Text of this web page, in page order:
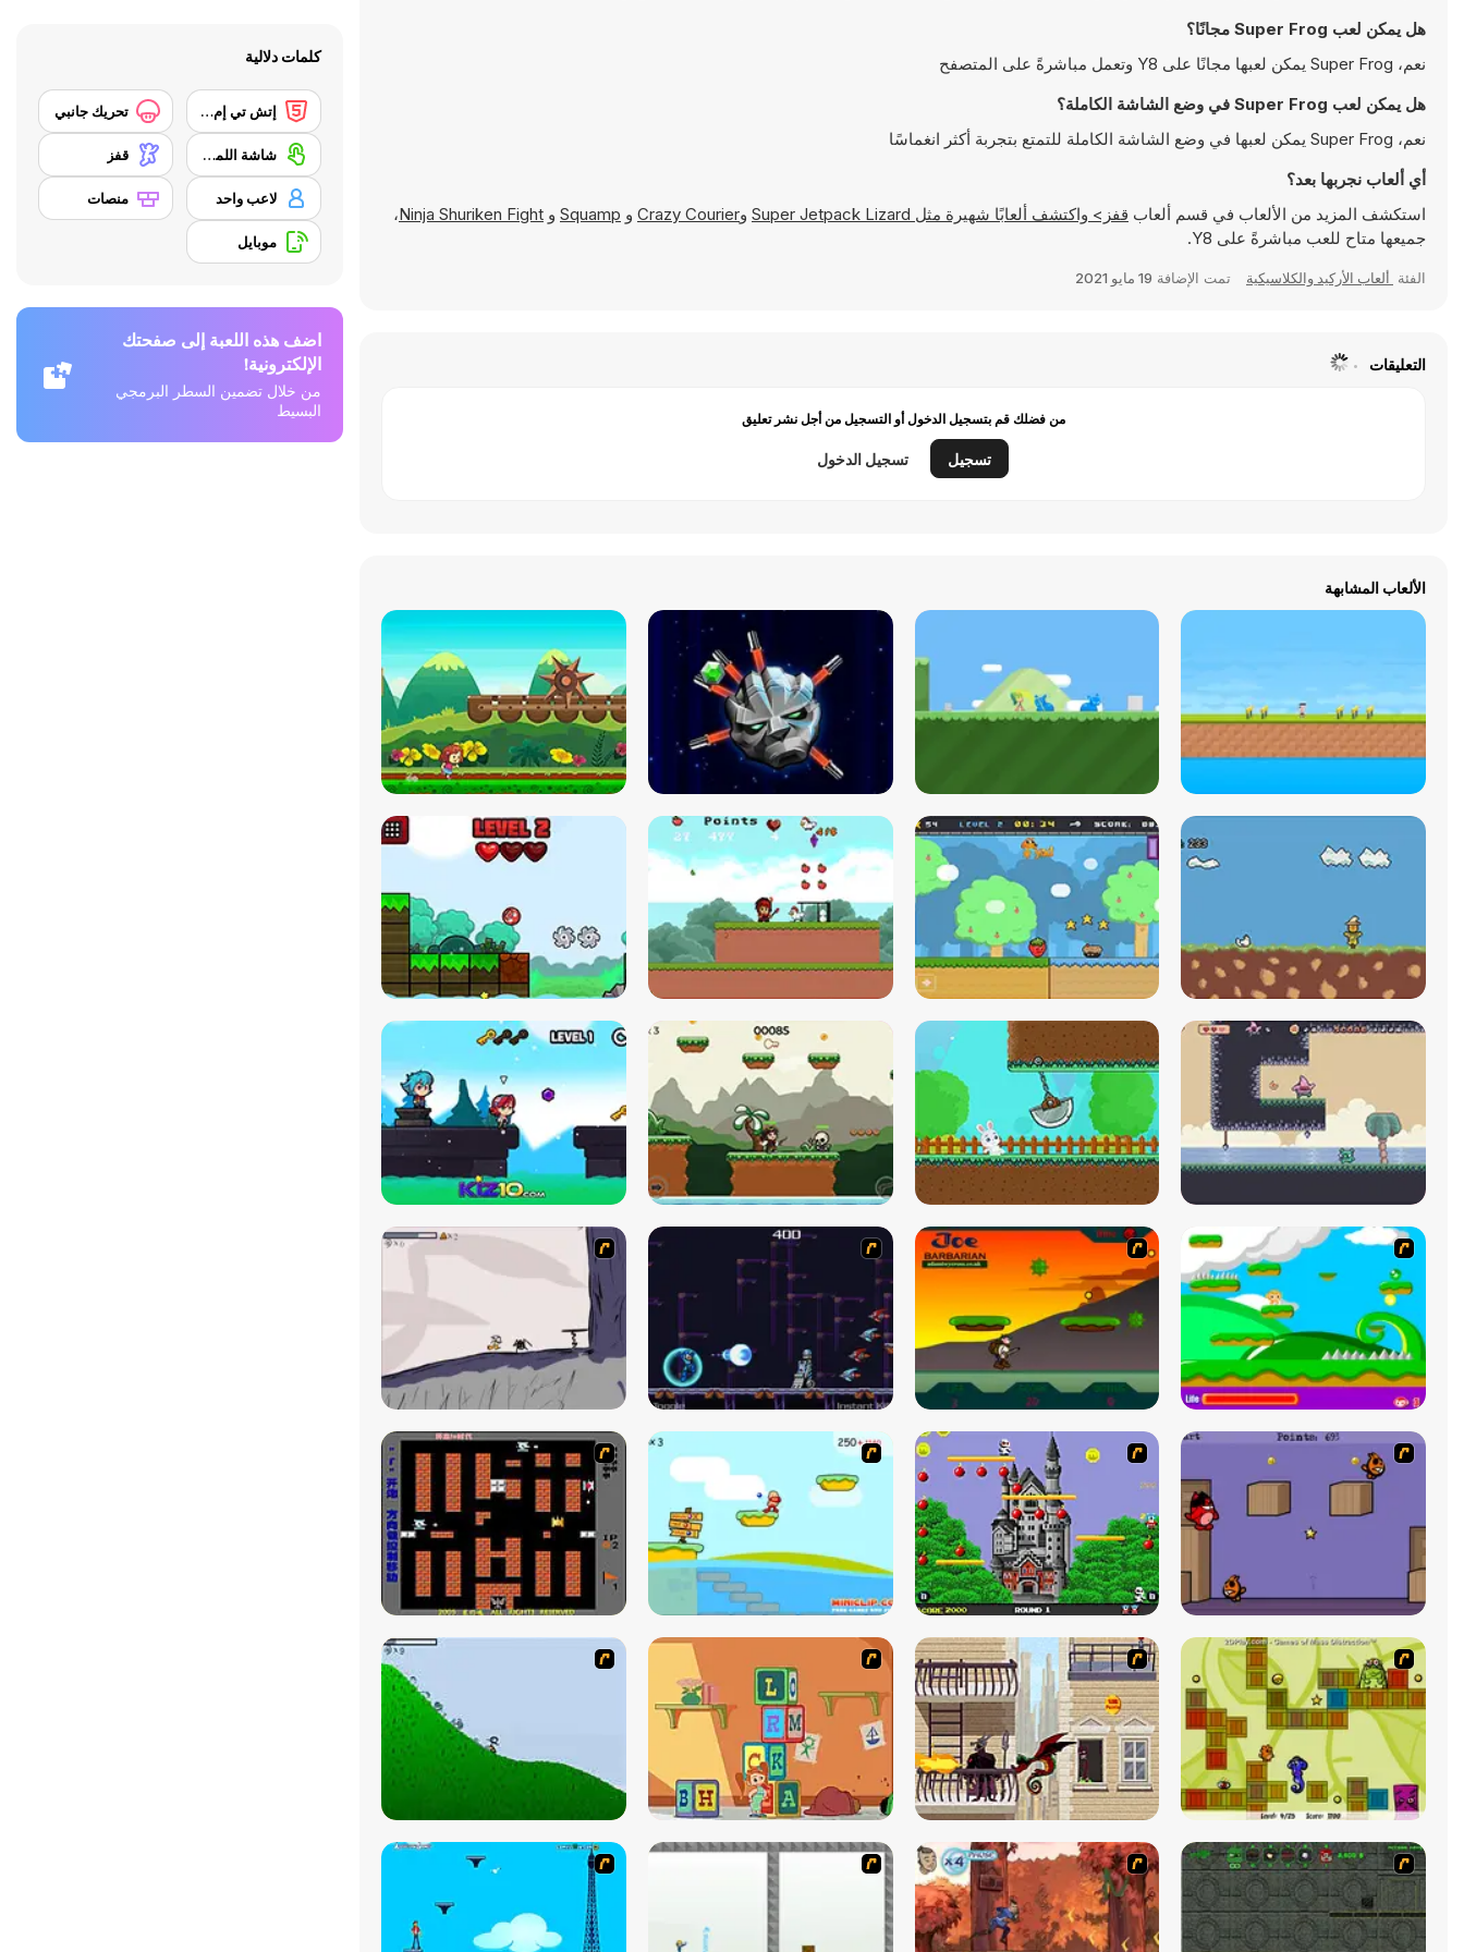
هل يمكن لعب Super Frog مجانًا؟
نعم، Super Frog يمكن لعبها مجانًا على Y8 وتعمل مباشرةً على المتصفح
هل يمكن لعب Super Frog في وضع الشاشة الكاملة؟
نعم، Super Frog يمكن لعبها في وضع الشاشة الكاملة للتمتع بتجربة أكثر انغماسًا
أي ألعاب نجربها بعد؟
استكشف المزيد من الألعاب في قسم ألعاب قفز> واكتشف ألعابًا شهيرة مثل Super Jetpack Lizard وCrazy Courier و Squamp و Ninja Shuriken Fight،
جميعها متاح للعب مباشرةً على Y8.
الفئة ألعاب الأركيد والكلاسيكية تمت الإضافة 19 مايو 2021
التعليقات
من فضلك قم بتسجيل الدخول أو التسجيل من أجل نشر تعليق
تسجيل تسجيل الدخول
الألعاب المشابهة
كلمات دلالية
إتش تي إم إل 5 تحريك جانبي
شاشة اللمس قفز
لاعب واحد منصات
موبايل
اضف هذه اللعبة إلى صفحتك
الإلكترونية!
من خلال تضمين السطر البرمجي
البسيط